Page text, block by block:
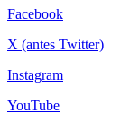
Facebook
X (antes Twitter)
Instagram
YouTube